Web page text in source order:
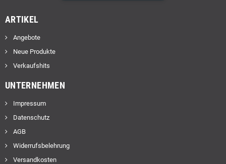
ARTIKEL
Angebote
Neue Produkte
Verkaufshits
UNTERNEHMEN
Impressum
Datenschutz
AGB
Widerrufsbelehrung
Versandkosten